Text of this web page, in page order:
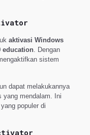
aktivasi Windows
education. Dengan
sistem
dapat melakukannya
yang mendalam. Ini
populer di